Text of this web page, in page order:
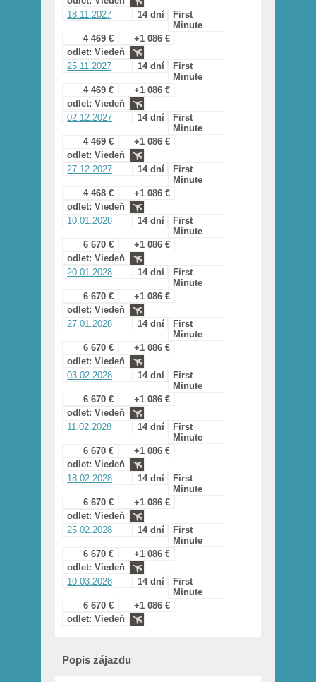
18.11.2027
14 dní
First
Minute
4 469 €
+1 086 €
odlet: Viedeň
25.11.2027
14 dní
First
Minute
4 469 €
+1 086 €
odlet: Viedeň
02.12.2027
14 dní
First
Minute
4 469 €
+1 086 €
odlet: Viedeň
27.12.2027
14 dní
First
Minute
4 468 €
+1 086 €
odlet: Viedeň
10.01.2028
14 dní
First
Minute
6 670 €
+1 086 €
odlet: Viedeň
20.01.2028
14 dní
First
Minute
6 670 €
+1 086 €
odlet: Viedeň
27.01.2028
14 dní
First
Minute
6 670 €
+1 086 €
odlet: Viedeň
03.02.2028
14 dní
First
Minute
6 670 €
+1 086 €
odlet: Viedeň
11.02.2028
14 dní
First
Minute
6 670 €
+1 086 €
odlet: Viedeň
18.02.2028
14 dní
First
Minute
6 670 €
+1 086 €
odlet: Viedeň
25.02.2028
14 dní
First
Minute
6 670 €
+1 086 €
odlet: Viedeň
10.03.2028
14 dní
First
Minute
6 670 €
+1 086 €
odlet: Viedeň
Popis zájazdu